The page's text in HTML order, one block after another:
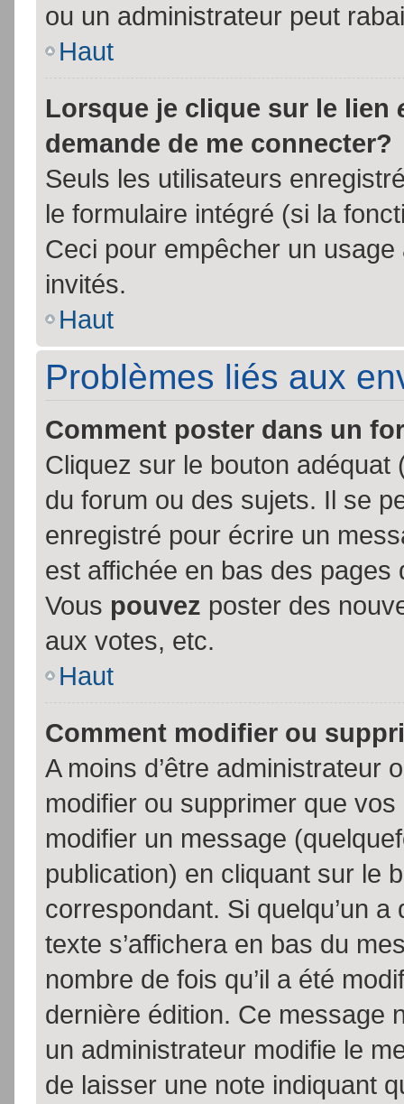
ou un administrateur peut
Haut
Lorsque je clique sur le lien
demande de me connecter?
Seuls les utilisateurs
le formulaire intégré (si la
Ceci pour empêcher un
invités.
Haut
Problèmes liés aux
Comment poster dans un
Cliquez sur le bouton
du forum ou des sujets. Il se
enregistré pour écrire un
est affichée en bas des
Vous pouvez poster des
aux votes, etc.
Haut
Comment modifier ou
A moins d’être administrateur
modifier ou supprimer que
modifier un message
publication) en cliquant sur le
correspondant. Si quelqu’un
texte s’affichera en bas du
nombre de fois qu’il a été
dernière édition. Ce message
un administrateur modifie le
de laisser une note indiquant